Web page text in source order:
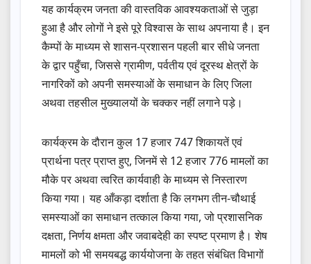
यह कार्यक्रम जनता की वास्तविक आवश्यकताओं से जुड़ा
हुआ है और लोगों ने इसे पूरे विश्वास के साथ अपनाया है। इन
कैम्पों के माध्यम से शासन-प्रशासन पहली बार सीधे जनता
के द्वार पहुँचा, जिससे ग्रामीण, पर्वतीय एवं दूरस्थ क्षेत्रों के
नागरिकों को अपनी समस्याओं के समाधान के लिए जिला
अथवा तहसील मुख्यालयों के चक्कर नहीं लगाने पड़े।
कार्यक्रम के दौरान कुल 17 हजार 747 शिकायतें एवं
प्रार्थना पत्र प्राप्त हुए, जिनमें से 12 हजार 776 मामलों का
मौके पर अथवा त्वरित कार्यवाही के माध्यम से निस्तारण
किया गया। यह आँकड़ा दर्शाता है कि लगभग तीन-चौथाई
समस्याओं का समाधान तत्काल किया गया, जो प्रशासनिक
दक्षता, निर्णय क्षमता और जवाबदेही का स्पष्ट प्रमाण है। शेष
मामलों को भी समयबद्ध कार्ययोजना के तहत संबंधित विभागों